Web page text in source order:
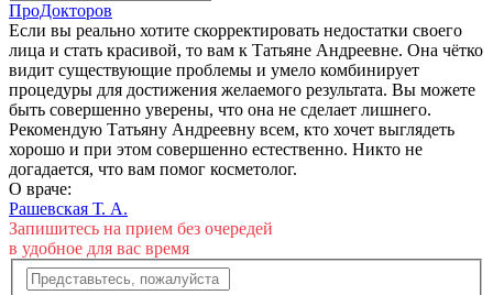
ПроДокторов
Если вы реально хотите скорректировать недостатки своего
лица и стать красивой, то вам к Татьяне Андреевне. Она чётко
видит существующие проблемы и умело комбинирует
процедуры для достижения желаемого результата. Вы можете
быть совершенно уверены, что она не сделает лишнего.
Рекомендую Татьяну Андреевну всем, кто хочет выглядеть
хорошо и при этом совершенно естественно. Никто не
догадается, что вам помог косметолог.
О враче:
Рашевская Т. А.
Запишитесь на прием без очередей
в удобное для вас время